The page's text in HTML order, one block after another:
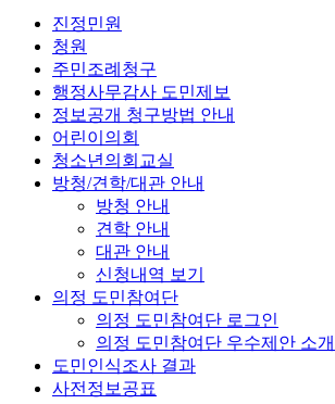
진정민원
청원
주민조례청구
행정사무감사 도민제보
정보공개 청구방법 안내
어린이의회
청소년의회교실
방청/견학/대관 안내
방청 안내
견학 안내
대관 안내
신청내역 보기
의정 도민참여단
의정 도민참여단 로그인
의정 도민참여단 우수제안 소개
도민인식조사 결과
사전정보공표